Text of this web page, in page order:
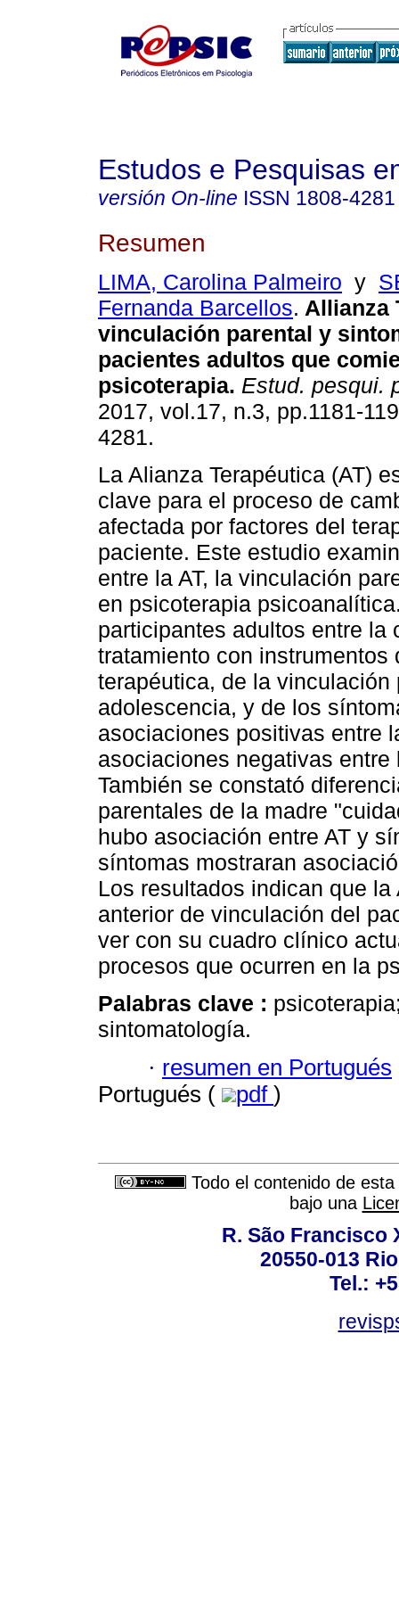
Estudos e Pesquisas
versión On-line ISSN 1808-4281
Resumen
LIMA, Carolina Palmeiro y
Fernanda Barcellos. Allianza
vinculación parental y
pacientes adultos que
psicoterapia. Estud. pesqui.
2017, vol.17, n.3, pp.1181-
4281.
La Alianza Terapéutica (AT)
clave para el proceso de
afectada por factores del
paciente. Este estudio
entre la AT, la vinculación
en psicoterapia
participantes adultos entre la
tratamiento con
terapéutica, de la
adolescencia, y de los
asociaciones positivas entre
asociaciones negativas
También se constató
parentales de la madre
hubo asociación entre AT y
síntomas mostraran
Los resultados indican que
anterior de vinculación del
ver con su cuadro clínico
procesos que ocurren en la
Palabras clave :
sintomatología.
· resumen en Portugués
Portugués (
pdf )
Todo el contenido de
bajo una
R. São Francisco
20550-013
Tel.: